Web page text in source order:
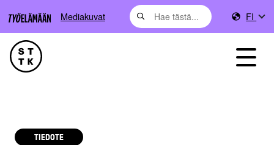
Mediakuvat FI
TIEDOTE